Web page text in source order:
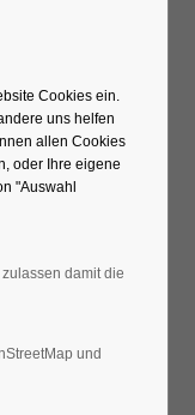
Marie
Cookies ein.
uns helfen
allen Cookies
oder Ihre eigene
"Auswahl
damit die
und